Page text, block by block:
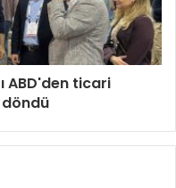
ABD'den ticari